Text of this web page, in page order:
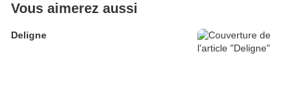
Vous aimerez aussi
Deligne